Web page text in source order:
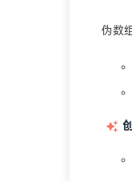
伪数